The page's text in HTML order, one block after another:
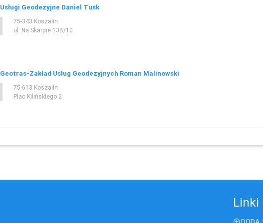
Usługi Geodezyjne Daniel Tusk
75-343 Koszalin
ul. Na Skarpie 13B/10
Geotras-Zakład Usług Geodezyjnych Roman Malinowski
75-613 Koszalin
Plac Kilińskiego 2
Linki